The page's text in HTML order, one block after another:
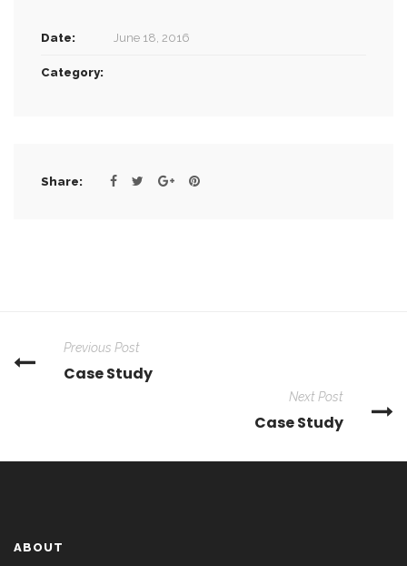
Date: June 18, 2016
Category:
Share:
Previous Post
Case Study
Next Post
Case Study
ABOUT